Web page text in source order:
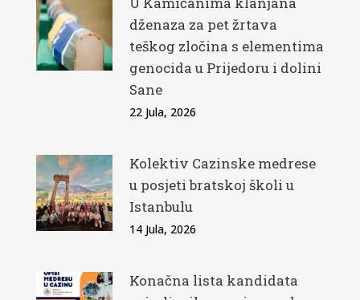
dženaza za pet žrtava
teškog zločina s elementima
genocida u Prijedoru i dolini
Sane
22 Jula, 2026
Kolektiv Cazinske medrese
u posjeti bratskoj školi u
Istanbulu
14 Jula, 2026
Konačna lista kandidata